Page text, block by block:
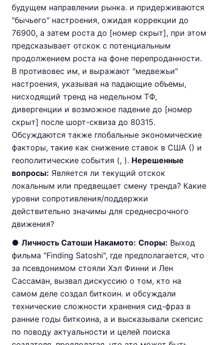
будущем направлении рынка. и придерживаются
"бычьего" настроения, ожидая коррекции до
76900, а затем роста до [номер скрыт], при этом
предсказывает отскок с потенциальным
продолжением роста на фоне перепроданности.
В противовес им, и выражают "медвежьи"
настроения, указывая на падающие объемы,
нисходящий тренд на недельном ТФ,
дивергенции и возможное падение до [номер
скрыт] после шорт-сквиза до 80315.
Обсуждаются также глобальные экономические
факторы, такие как снижение ставок в США () и
геополитические события (, ). Нерешенные
вопросы: Является ли текущий отскок
локальным или предвещает смену тренда? Какие
уровни сопротивления/поддержки
действительно значимы для среднесрочного
движения?
● Личность Сатоши Накамото: Споры: Выход
фильма "Finding Satoshi", где предполагается, что
за псевдонимом стояли Хэл Финни и Лен
Сассаман, вызвал дискуссию о том, кто на
самом деле создал биткоин. и обсуждали
технические сложности хранения сид-фраз в
ранние годы биткоина, а и высказывали скепсис
по поводу актуальности и целей поиска